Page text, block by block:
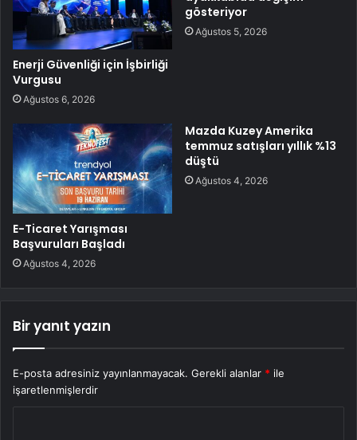
Enerji Güvenliği için İşbirliği
Vurgusu
Ağustos 6, 2026
gösteriyor
Ağustos 5, 2026
E-Ticaret Yarışması
Başvuruları Başladı
Ağustos 4, 2026
Mazda Kuzey Amerika
temmuz satışları yıllık %13
düştü
Ağustos 4, 2026
Bir yanıt yazın
E-posta adresiniz yayınlanmayacak. Gerekli alanlar * ile
işaretlenmişlerdir